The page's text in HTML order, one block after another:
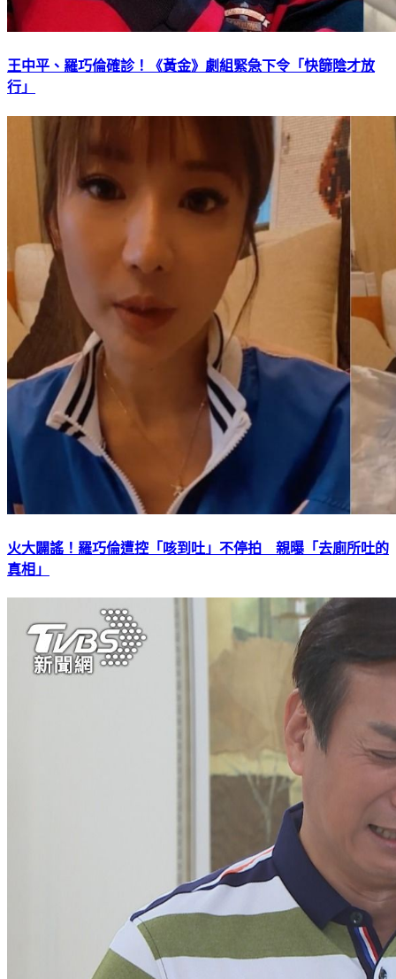
王中平、羅巧倫確診！《黃金》劇組緊急下令「快篩陰才放
行」
火大闢謠！羅巧倫遭控「咳到吐」不停拍 親曝「去廁所吐的
真相」